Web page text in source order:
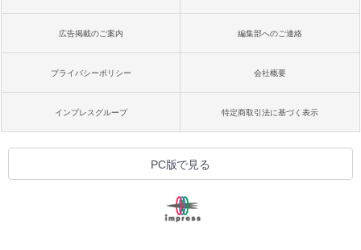
広告掲載のご案内 編集部へのご連絡
プライバシーポリシー 会社概要
インプレスグループ 特定商取引法に基づく表示
PC版で見る